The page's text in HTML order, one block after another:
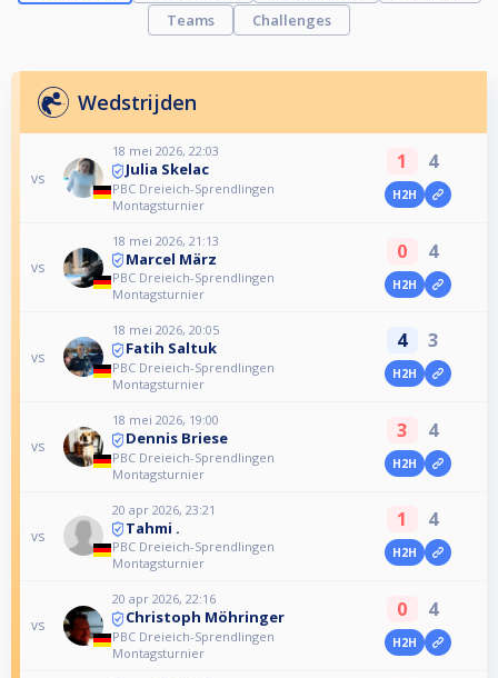
Teams
Challenges
Wedstrijden
vs
18 mei 2026, 22:03
Julia Skelac
PBC Dreieich-Sprendlingen
Montagsturnier
1 4
H2H
vs
18 mei 2026, 21:13
Marcel März
PBC Dreieich-Sprendlingen
Montagsturnier
0 4
H2H
vs
18 mei 2026, 20:05
Fatih Saltuk
PBC Dreieich-Sprendlingen
Montagsturnier
4 3
H2H
vs
18 mei 2026, 19:00
Dennis Briese
PBC Dreieich-Sprendlingen
Montagsturnier
3 4
H2H
vs
20 apr 2026, 23:21
Tahmi .
PBC Dreieich-Sprendlingen
Montagsturnier
1 4
H2H
vs
20 apr 2026, 22:16
Christoph Möhringer
PBC Dreieich-Sprendlingen
Montagsturnier
0 4
H2H